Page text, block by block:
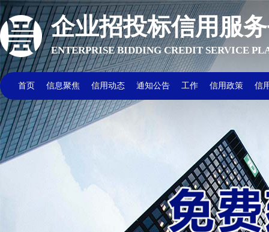
企业招投标信用服
ENTERPRISE BIDDING CREDIT SERVICE
首页 信息聚焦 信用动态 通知公告 工作 信用政策 信